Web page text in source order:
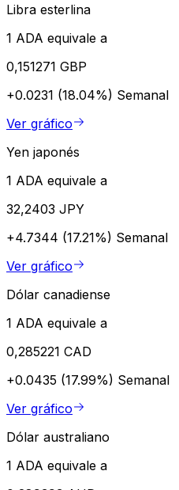
Libra esterlina
1 ADA equivale a
0,151271 GBP
+0.0231 (18.04%) Semanal
Ver gráfico
Yen japonés
1 ADA equivale a
32,2403 JPY
+4.7344 (17.21%) Semanal
Ver gráfico
Dólar canadiense
1 ADA equivale a
0,285221 CAD
+0.0435 (17.99%) Semanal
Ver gráfico
Dólar australiano
1 ADA equivale a